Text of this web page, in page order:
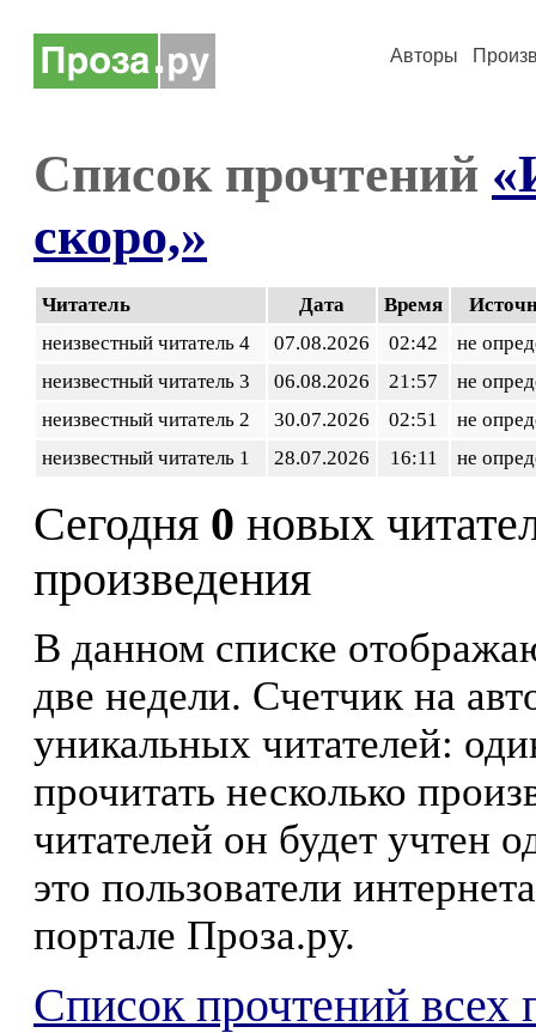
Авторы
Список прочтений
скоро,»
Читатель Дата Время
неизвестный читатель 4
07.08.2026 02:42
не
неизвестный читатель 3
06.08.2026 21:57
не
неизвестный читатель 2
30.07.2026 02:51
не
неизвестный читатель 1
28.07.2026 16:11 не
Сегодня 0 новых
произведения
В данном списке
две недели. Счетчик на
уникальных читателей:
прочитать несколько
читателей он будет учтен
это пользователи
портале Проза.ру.
Список прочтений всех